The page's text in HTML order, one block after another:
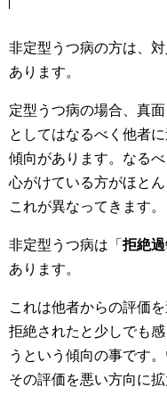
非定型うつ病の方は、
あります。
定型うつ病の場合、真
としてはなるべく他者
傾向があります。なる
心がけている方がほと
これが異なってきます。
非定型うつ病は「 拒絶
あります。
これは他者からの評価
拒絶されたと少しでも
うという傾向の事です
その評価を悪い方向に